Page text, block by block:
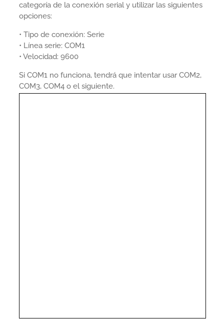
categoría de la conexión serial y utilizar las siguientes
opciones:
• Tipo de conexión: Serie
• Línea serie: COM1
• Velocidad: 9600
Si COM1 no funciona, tendrá que intentar usar COM2,
COM3, COM4 o el siguiente.